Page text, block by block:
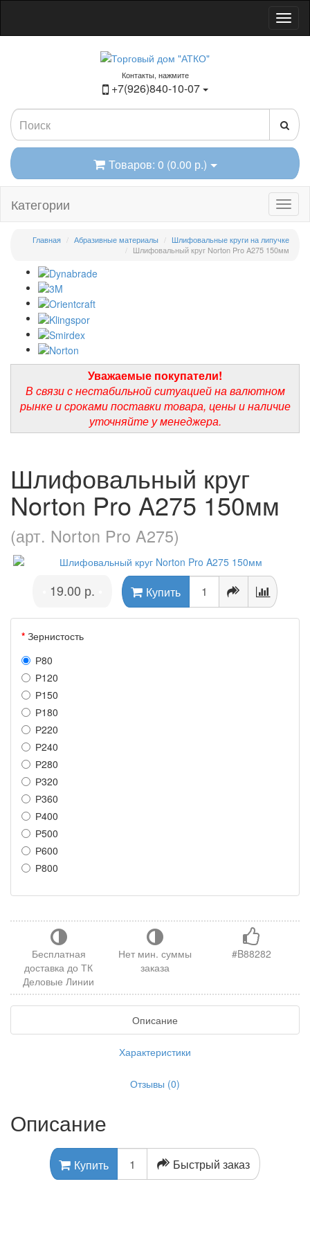
Контакты, нажмите
+7(926)840-10-07
Товаров: 0 (0.00 р.)
Категории
Главная Абразивные материалы
Шлифовальные круги на липучке
Шлифовальный круг Norton Pro A275 150мм
Уважаемые покупатели!
В связи с нестабильной ситуацией на валютном
рынке и сроками поставки товара, цены и наличие
уточняйте у менеджера.
Шлифовальный круг
Norton Pro A275 150мм
(арт. Norton Pro A275)
19.00 р. Купить
Зернистость
Р80
Р120
Р150
Р180
Р220
Р240
Р280
Р320
Р360
Р400
Р500
Р600
Р800
Бесплатная
доставка до ТК
Деловые Линии
Нет мин. суммы
заказа
#B88282
Описание
Характеристики
Отзывы (0)
Описание
Купить Быстрый заказ